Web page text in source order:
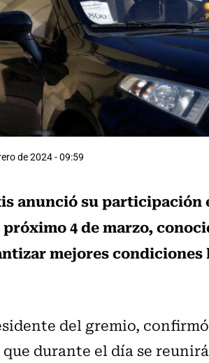
de 2024 - 09:59
anunció su participación
4 de marzo,
mejores condiciones
del gremio,
durante el día se